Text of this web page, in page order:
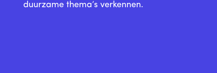
duurzame thema’s verkennen.